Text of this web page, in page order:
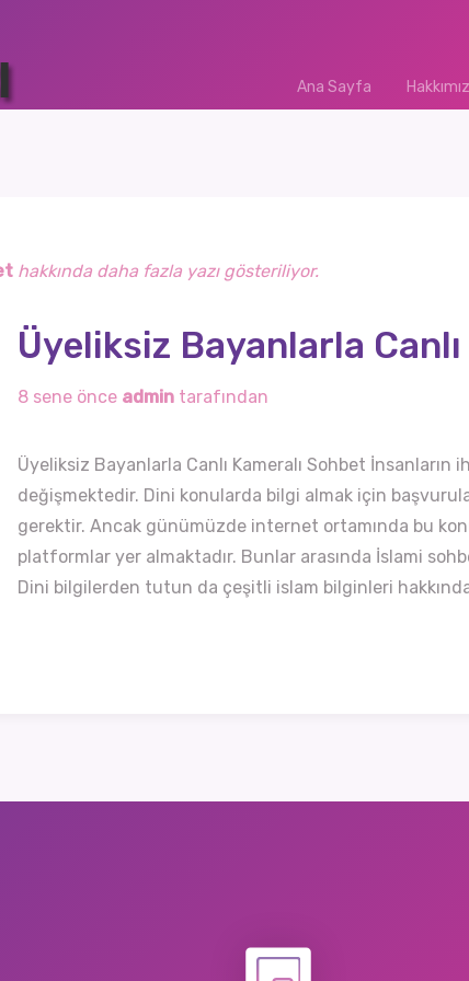
Ana Sayfa (current)
hakkında daha fazla yazı gösteriliyor.
Üyeliksiz Bayanlarla
8 sene önce admintarafından
Üyeliksiz Bayanlarla Canlı Kameralı Sohbet
değişmektedir. Dini konularda bilgi almak için
gerektir. Ancak günümüzde internet ortamında bu
platformlar yer almaktadır. Bunlar arasında İslami
Dini bilgilerden tutun da çeşitli islam bilginleri